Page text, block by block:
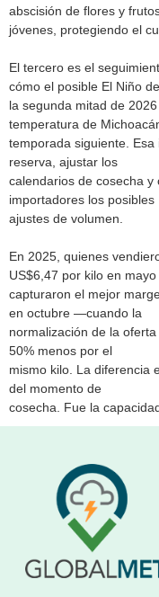
abscisión de flores y
jóvenes, protegiendo el
El tercero es el
cómo el posible El Niño de
la segunda mitad de
temperatura de
temporada siguiente.
reserva, ajustar los
calendarios de cosecha
importadores los posibles
ajustes de volumen.
En 2025, quienes
US$6,47 por kilo en mayo
capturaron el mejor
en octubre —cuando la
normalización de la
50% menos por el
mismo kilo. La diferencia
del momento de
cosecha. Fue la